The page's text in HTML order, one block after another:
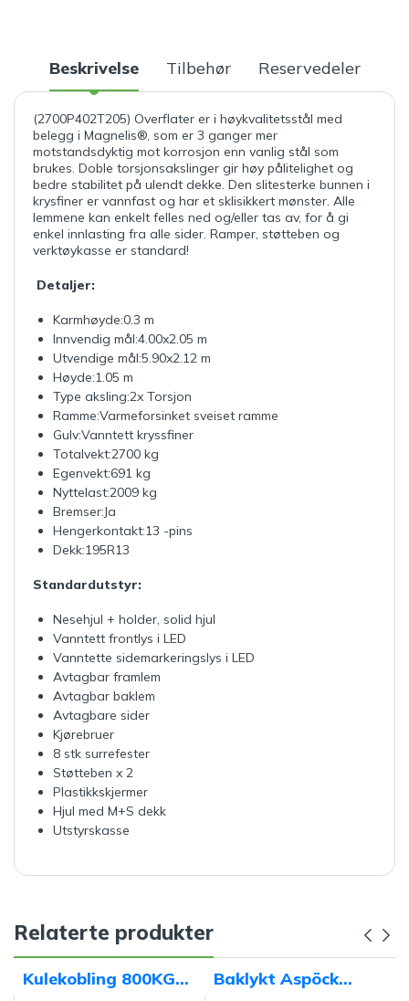
Beskrivelse Tilbehør Reservedeler
(2700P402T205) Overflater er i høykvalitetsstål med
belegg i Magnelis®, som er 3 ganger mer
motstandsdyktig mot korrosjon enn vanlig stål som
brukes. Doble torsjonsakslinger gir høy pålitelighet og
bedre stabilitet på ulendt dekke. Den slitesterke bunnen i
krysfiner er vannfast og har et sklisikkert mønster. Alle
lemmene kan enkelt felles ned og/eller tas av, for å gi
enkel innlasting fra alle sider. Ramper, støtteben og
verktøykasse er standard!
Detaljer:
Karmhøyde:0.3 m
Innvendig mål:4.00x2.05 m
Utvendige mål:5.90x2.12 m
Høyde:1.05 m
Type aksling:2x Torsjon
Ramme:Varmeforsinket sveiset ramme
Gulv:Vanntett kryssfiner
Totalvekt:2700 kg
Egenvekt:691 kg
Nyttelast:2009 kg
Bremser:Ja
Hengerkontakt:13 -pins
Dekk:195R13
Standardutstyr:
Nesehjul + holder, solid hjul
Vanntett frontlys i LED
Vanntette sidemarkeringslys i LED
Avtagbar framlem
Avtagbar baklem
Avtagbare sider
Kjørebruer
8 stk surrefester
Støtteben x 2
Plastikkskjermer
Hjul med M+S dekk
Utstyrskasse
Relaterte produkter
Kulekobling 800KG
Baklykt Aspöck